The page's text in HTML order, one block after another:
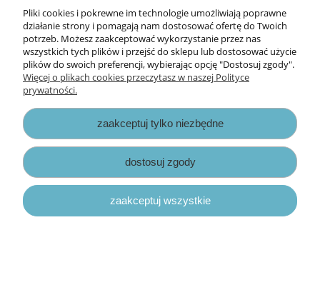
Zniżki
Zapisy prawne
pokaż pełną wersję strony
Sklep internetowy Shoper.pl
Pliki cookies i pokrewne im technologie umożliwiają poprawne
działanie strony i pomagają nam dostosować ofertę do Twoich
potrzeb. Możesz zaakceptować wykorzystanie przez nas
wszystkich tych plików i przejść do sklepu lub dostosować użycie
plików do swoich preferencji, wybierając opcję "Dostosuj zgody".
Więcej o plikach cookies przeczytasz w naszej Polityce
prywatności.
zaakceptuj tylko niezbędne
dostosuj zgody
zaakceptuj wszystkie